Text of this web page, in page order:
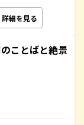
詳細を見る
ことばと絶景